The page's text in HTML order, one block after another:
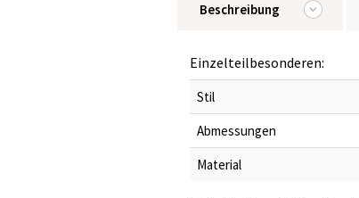
Beschreibung
Einzelteilbesonderen:
Stil
Abmessungen
Material